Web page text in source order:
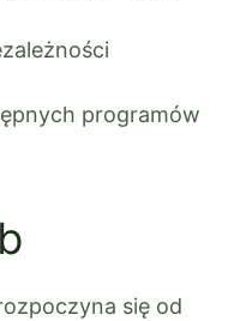
programów
się od